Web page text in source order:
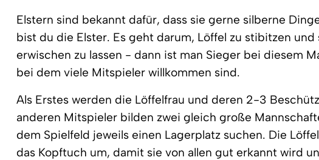
Elstern sind bekannt dafür, dass sie gerne silberne
bist du die Elster. Es geht darum, Löffel zu stibitzen
erwischen zu lassen - dann ist man Sieger bei diesem
bei dem viele Mitspieler willkommen sind.
Als Erstes werden die Löffelfrau und deren 2-3
anderen Mitspieler bilden zwei gleich große
dem Spielfeld jeweils einen Lagerplatz suchen. Die
das Kopftuch um, damit sie von allen gut erkannt wird